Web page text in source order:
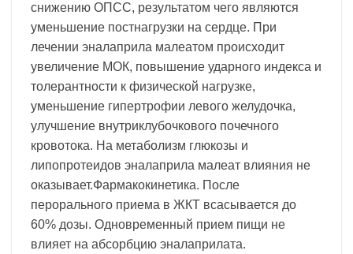
снижению ОПСС, результатом чего являются
уменьшение постнагрузки на сердце. При
лечении эналаприла малеатом происходит
увеличение МОК, повышение ударного индекса и
толерантности к физической нагрузке,
уменьшение гипертрофии левого желудочка,
улучшение внутриклубочкового почечного
кровотока. На метаболизм глюкозы и
липопротеидов эналаприла малеат влияния не
оказывает.Фармакокинетика. После
перорального приема в ЖКТ всасывается до
60% дозы. Одновременный прием пищи не
влияет на абсорбцию эналаприлата.